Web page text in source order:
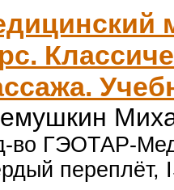
во ГЭОТАР-
переплёт,